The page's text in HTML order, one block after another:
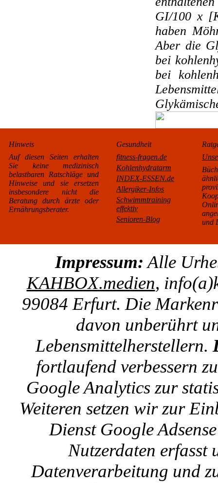
GI/100 x
haben
Aber die
bei
bei
Hinweis
Auf diesen Seiten erhalten
Sie keine medizinisch
belastbaren Ratschläge und
Hinweise und sie ersetzen
insbesondere nicht die
Beratung durch ärzte oder
Ernährungsberater.
Gesundheit
fitness-fragen.de
Kohlenhydratarm
INDEX-ESSEN.de
Allergiker-Infos
Schwimmtraining
effektiv
Senioren-Blog
und
Impressum: Alle
KAHBOX.medien,
99084 Erfurt. Die
davon unberührt
Lebensmittelherstellern.
fortlaufend verbessern
Google Analytics zur
Weiteren setzen wir zur
Dienst Google
Nutzerdaten erfasst
Datenverarbeitung und